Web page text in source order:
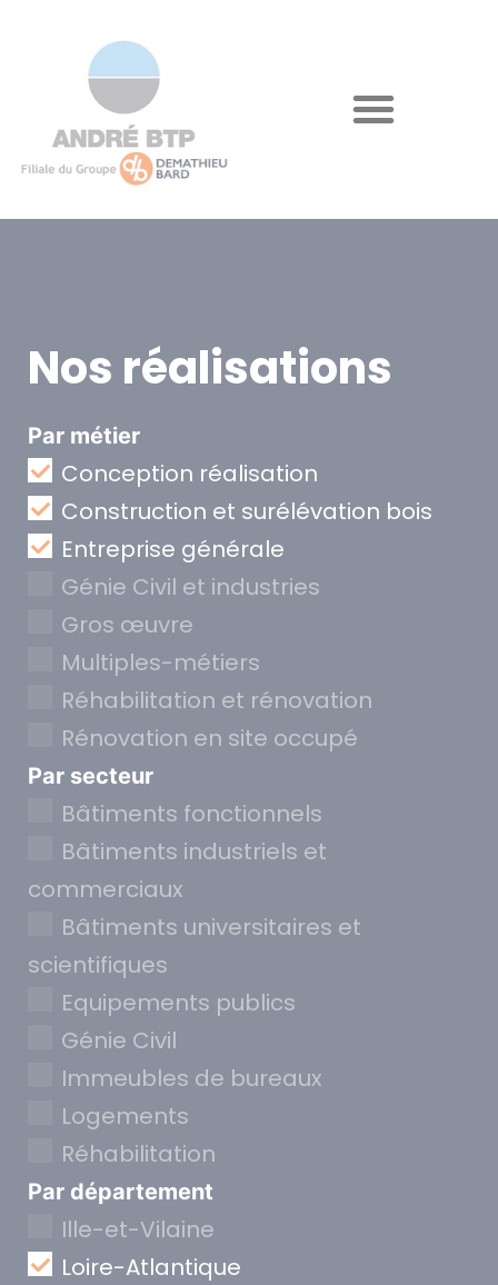
Nos réalisations
Par métier
Conception réalisation
Construction et surélévation bois
Entreprise générale
Génie Civil et industries
Gros œuvre
Multiples-métiers
Réhabilitation et rénovation
Rénovation en site occupé
Par secteur
Bâtiments fonctionnels
Bâtiments industriels et
commerciaux
Bâtiments universitaires et
scientifiques
Equipements publics
Génie Civil
Immeubles de bureaux
Logements
Réhabilitation
Par département
Ille-et-Vilaine
Loire-Atlantique